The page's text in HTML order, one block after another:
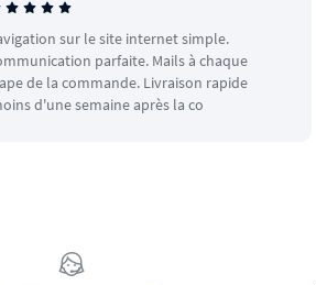
sur le site internet simple.
parfaite. Mails à chaque
de la commande. Livraison rapide
d'une semaine après la co